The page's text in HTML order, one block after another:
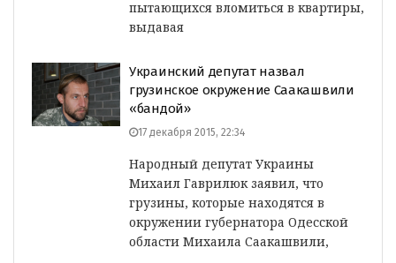
пытающихся вломиться в квартиры,
выдавая
Украинский депутат назвал
грузинское окружение Саакашвили
«бандой»
17 декабря 2015, 22:34
Народный депутат Украины
Михаил Гаврилюк заявил, что
грузины, которые находятся в
окружении губернатора Одесской
области Михаила Саакашвили,